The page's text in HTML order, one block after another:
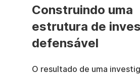
Construindo uma
estrutura de
defensável
O resultado de uma